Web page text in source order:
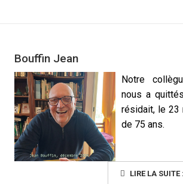
Bouffin Jean
Notre
nous a
résidait, le 23
de 75 ans.
LIRE LA